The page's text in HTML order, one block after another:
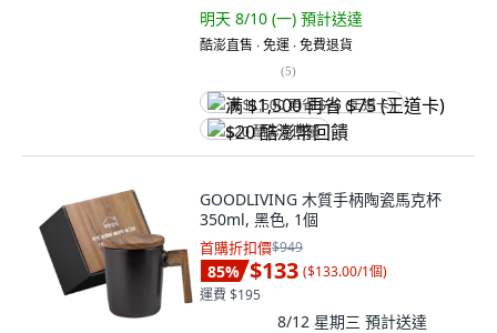
明天 8/10 (一) 預計送達
酷澎直售 ∙ 免運 ∙ 免費退貨
(5)
满 $1,500 再省 $75 (王道卡)
$20 酷澎幣回饋
GOODLIVING 木質手柄陶瓷馬克杯
350ml, 黑色, 1個
首購折扣價$949
85% $133 ($133.00/1個)
運費 $195
8/12 星期三 預計送達